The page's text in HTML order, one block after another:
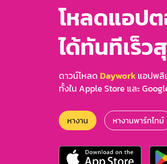
โหลดแอป
ได้ทันทีเร็ว
ดาวน์โหลด Dayworkแอปพลิ
ทั้งใน Apple Store และ
หางาน หางานพาร์ทไทม์